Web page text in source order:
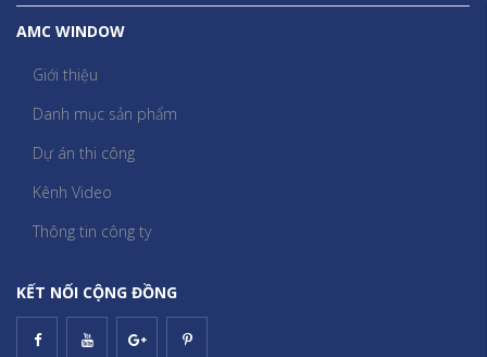
AMC WINDOW
Giới thiệu
Danh mục sản phẩm
Dự án thi công
Kênh Video
Thông tin công ty
KẾT NỐI CỘNG ĐỒNG